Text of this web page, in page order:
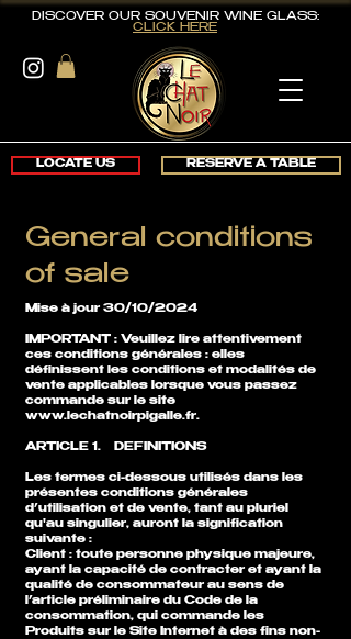
LOCATE US RESERVE A TABLE
DISCOVER OUR SOUVENIR WINE GLASS:
CLICK HERE
General conditions
of sale
Mise à jour 30/10/2024
IMPORTANT : Veuillez lire attentivement
ces conditions générales : elles
définissent les conditions et modalités de
vente applicables lorsque vous passez
commande sur le site
www.lechatnoirpigalle.fr.
ARTICLE 1. DEFINITIONS
Les termes ci-dessous utilisés dans les
présentes conditions générales
d’utilisation et de vente, tant au pluriel
qu'au singulier, auront la signification
suivante :
Client : toute personne physique majeure,
ayant la capacité de contracter et ayant la
qualité de consommateur au sens de
l’article préliminaire du Code de la
consommation, qui commande les
Produits sur le Site Internet à des fins non-